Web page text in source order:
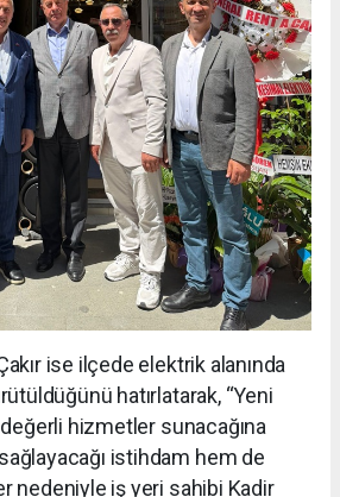
ise ilçede elektrik alanında
hatırlatarak, “Yeni
hizmetler sunacağına
istihdam hem de
nedeniyle iş yeri sahibi Kadir